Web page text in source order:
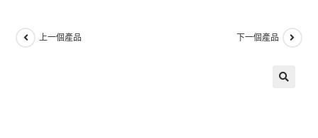
上一個產品 下一個產品